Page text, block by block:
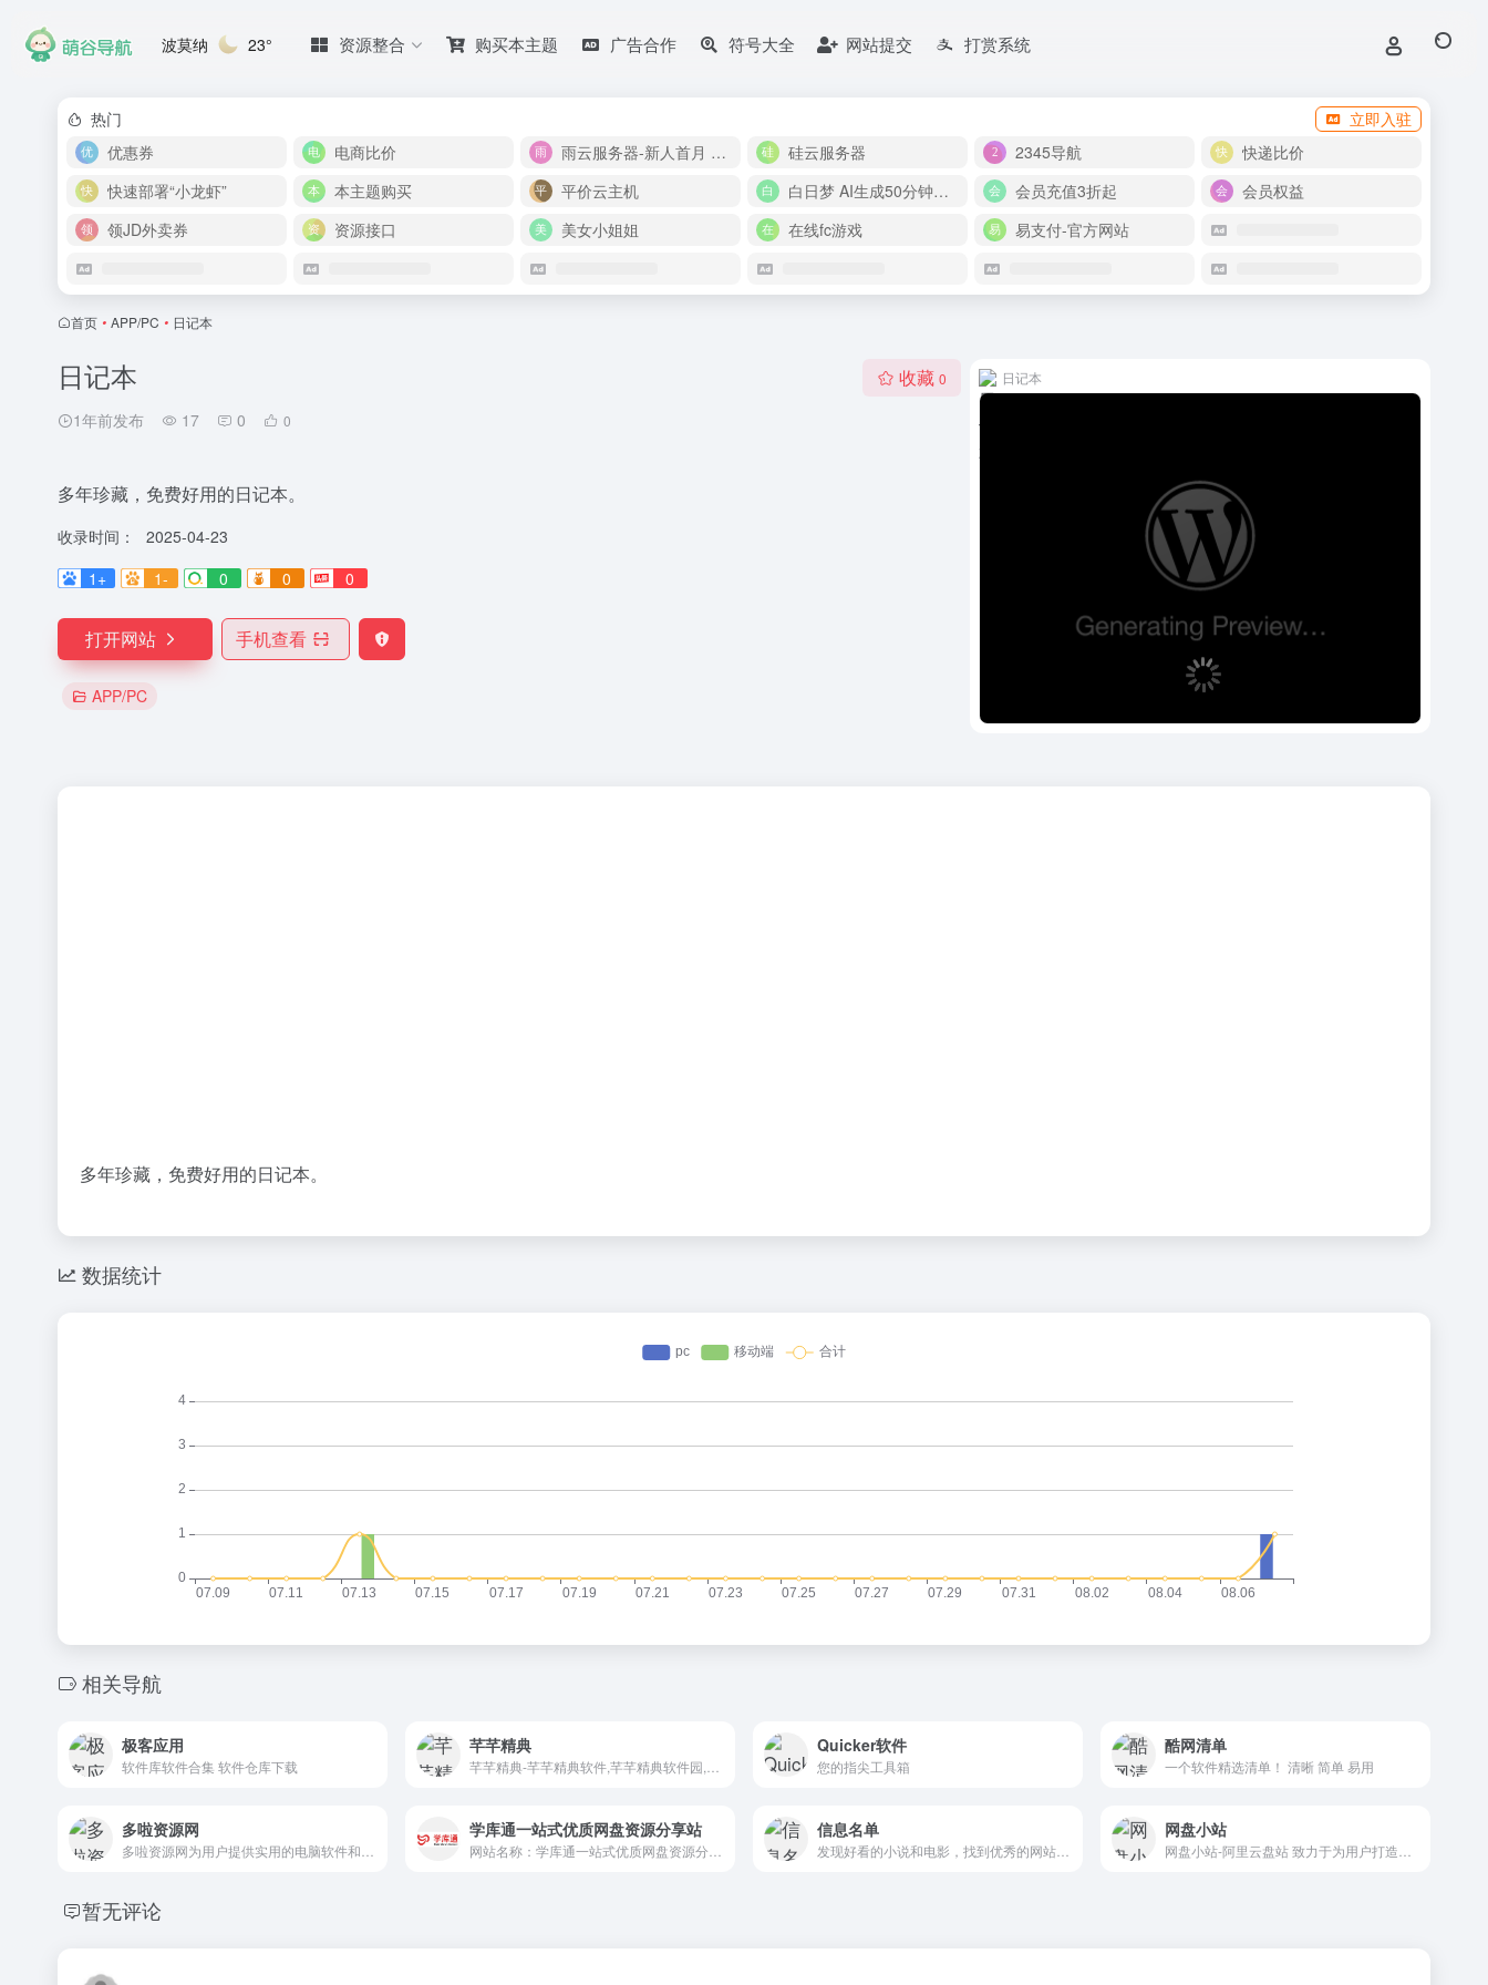
波莫纳 23° 资源整合 购买本主题 广告合作 符号大全 网站提交 打赏系统
热门
立即入驻
优惠券
电商比价 雨云服务器-新人首月 5 折 硅云服务器 2345导航
快递比价
快速部署“小龙虾”
本主题购买 平价云主机 白日梦 AI生成50分钟视频 会员充值3折起
会员权益
领JD外卖券
资源接口 美女小姐姐 在线fc游戏 易支付-官方网站
首页 • APP/PC • 日记本
日记本
1年前发布 17 0 0
收藏 0
多年珍藏，免费好用的日记本。
收录时间：
2025-04-23
1+
1- 0 0 0
打开网站 手机查看
APP/PC
日记本
多年珍藏，免费好用的日记本。
数据统计
相关导航
极客应用
软件库软件合集 软件仓库下载
芊芊精典 Quicker软件
您的指尖工具箱
酷网清单
一个软件精选清单！ 清晰 简单 易用
多啦资源网 学库通一站式优质网盘资源分享站 信息名单 网盘小站
暂无评论